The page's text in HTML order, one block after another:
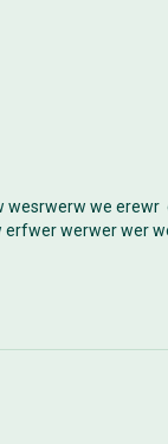
wesrwerw we erewr
werwer wer